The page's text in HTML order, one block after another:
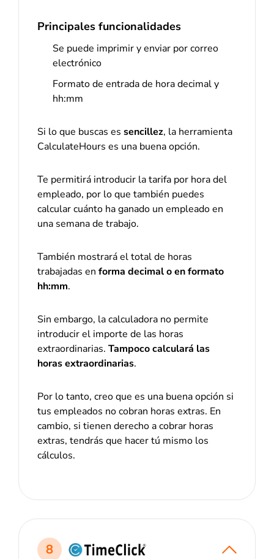
Principales funcionalidades
Se puede imprimir y enviar por correo
electrónico
Formato de entrada de hora decimal y
hh:mm
Si lo que buscas es sencillez, la herramienta
CalculateHours es una buena opción.
Te permitirá introducir la tarifa por hora del
empleado, por lo que también puedes
calcular cuánto ha ganado un empleado en
una semana de trabajo.
También mostrará el total de horas
trabajadas en forma decimal o en formato
hh:mm.
Sin embargo, la calculadora no permite
introducir el importe de las horas
extraordinarias. Tampoco calculará las
horas extraordinarias.
Por lo tanto, creo que es una buena opción si
tus empleados no cobran horas extras. En
cambio, si tienen derecho a cobrar horas
extras, tendrás que hacer tú mismo los
cálculos.
8